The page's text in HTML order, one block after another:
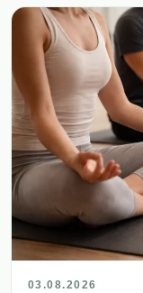
03.08.2026